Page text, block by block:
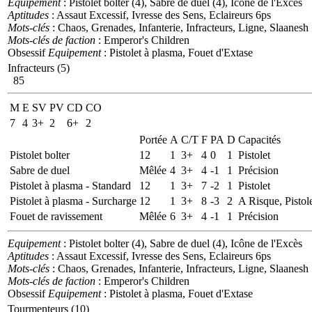
Aptitudes : Assaut Excessif, Ivresse des Sens, Eclaireurs 6ps
Mots-clés : Chaos, Grenades, Infanterie, Infracteurs, Ligne, Slaanesh
Mots-clés de faction : Emperor's Children
Obsessif Equipement: Pistolet à plasma, Fouet d'Extase
Infracteurs (5)
85
M E SV PV CD CO
7 4 3+ 2 6+
2
Portée A C/T F PA D Capacités
Pistolet bolter
12 1 3+ 4 0 1
Pistolet
Sabre de duel
Mêlée 4 3+ 4 -1 1
Précision
Pistolet à plasma - Standard
12 1 3+ 7 -2 1
Pistolet
Pistolet à plasma - Surcharge 12 1 3+ 8 -3 2 A Risque,
Fouet de ravissement
Mêlée 6 3+ 4 -1 1 Précision
Equipement: Pistolet bolter (4), Sabre de duel (4), Icône de l'Excès
Aptitudes : Assaut Excessif, Ivresse des Sens, Eclaireurs 6ps
Mots-clés : Chaos, Grenades, Infanterie, Infracteurs, Ligne, Slaanesh
Mots-clés de faction : Emperor's Children
Obsessif Equipement: Pistolet à plasma, Fouet d'Extase
Tourmenteurs (10)